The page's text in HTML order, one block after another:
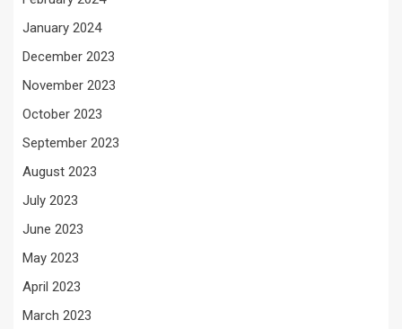
January 2024
December 2023
November 2023
October 2023
September 2023
August 2023
July 2023
June 2023
May 2023
April 2023
March 2023